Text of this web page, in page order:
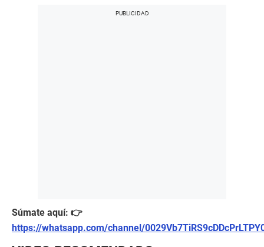
Súmate aquí: 👉
https://whatsapp.com/channel/